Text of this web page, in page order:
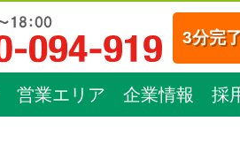
3分完
営業エリア 企業情報 採